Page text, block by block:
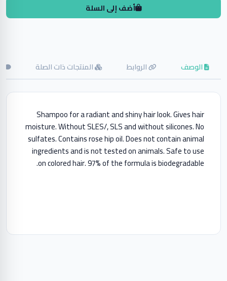
أضف إلى السلة
الوصف الروابط المنتجات ذات الصلة
Shampoo for a radiant and shiny hair look. Gives hair
moisture. Without SLES/, SLS and without silicones. No
sulfates. Contains rose hip oil. Does not contain animal
ingredients and is not tested on animals. Safe to use
on colored hair. 97% of the formula is biodegradable.